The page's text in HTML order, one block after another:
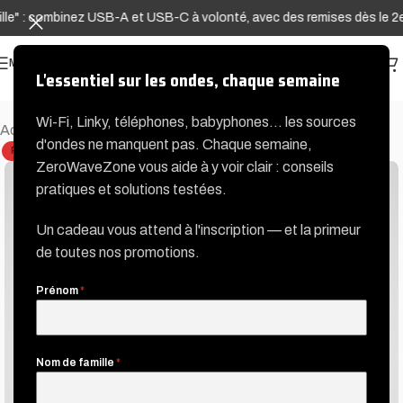
L'essentiel sur les ondes, chaque semaine
Wi-Fi, Linky, téléphones, babyphones… les sources
d'ondes ne manquent pas. Chaque semaine,
ZeroWaveZone vous aide à y voir clair : conseils
pratiques et solutions testées.
Un cadeau vous attend à l'inscription — et la primeur
de toutes nos promotions.
Prénom*
Nom de famille *
USB-A et USB-C à volonté, avec des remises dès le 2e
MENU
Accueil Packs IKEA + Adap'terre®
RUPTURE DE STOCK